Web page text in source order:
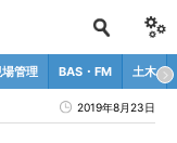
管理 BAS・FM 土木
2019年8月23日